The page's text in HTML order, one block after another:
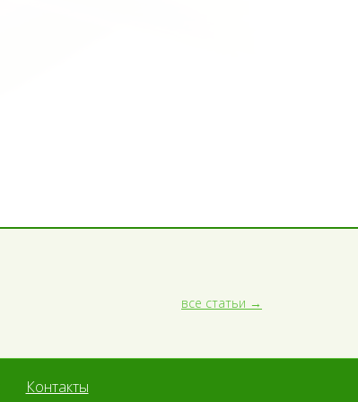
все статьи
Контакты